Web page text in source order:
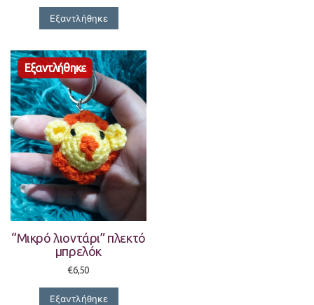
Εξαντλήθηκε
“Μικρό λιοντάρι” πλεκτό
μπρελόκ
€6,50
Εξαντλήθηκε